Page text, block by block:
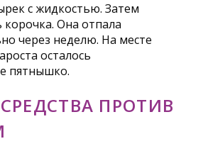
с жидкостью. Затем
корочка. Она отпала
через неделю. На месте
осталось
пятнышко.
ПРОТИВ